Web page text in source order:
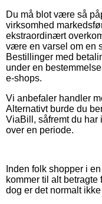
Du må blot være så
virksomhed
ekstraordinært
være en varsel om en
Bestillinger med
under en
e-shops.
Vi anbefaler handler
Alternativt burde du
ViaBill, såfremt du har
over en periode.
Inden folk shopper i
kommer til alt
dog er det normalt